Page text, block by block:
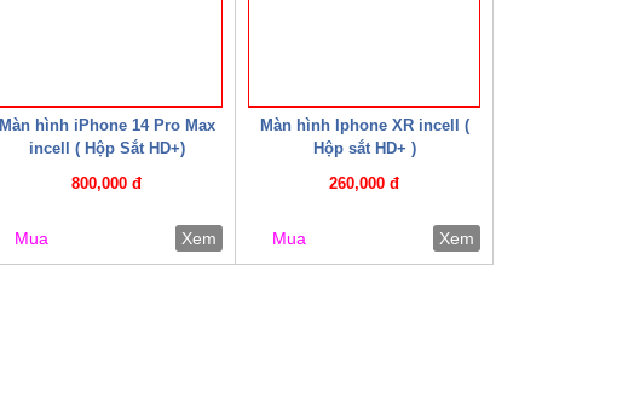
Màn hình iPhone 14 Pro Max
incell ( Hộp Sắt HD+)
800,000 đ
Mua Xem
Màn hình Iphone XR incell (
Hộp sắt HD+ )
260,000 đ
Mua Xem